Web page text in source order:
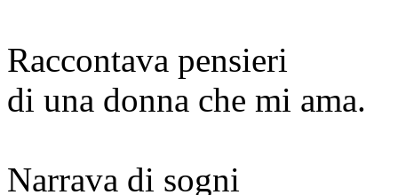
Raccontava pensieri
di una donna che mi ama.
Narrava di sogni